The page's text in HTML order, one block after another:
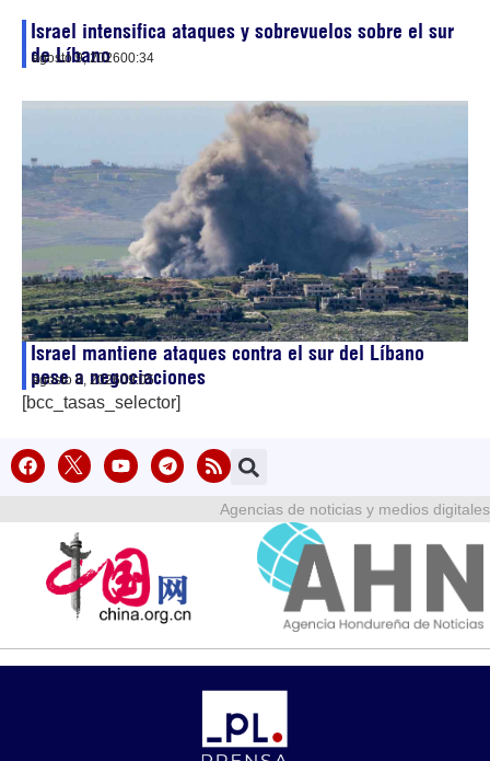
Israel intensifica ataques y sobrevuelos sobre el sur
de Líbano
agosto 9, 202600:34
Israel mantiene ataques contra el sur del Líbano
pese a negociaciones
agosto 8, 202609:05
[bcc_tasas_selector]
Agencias de noticias y medios digitales